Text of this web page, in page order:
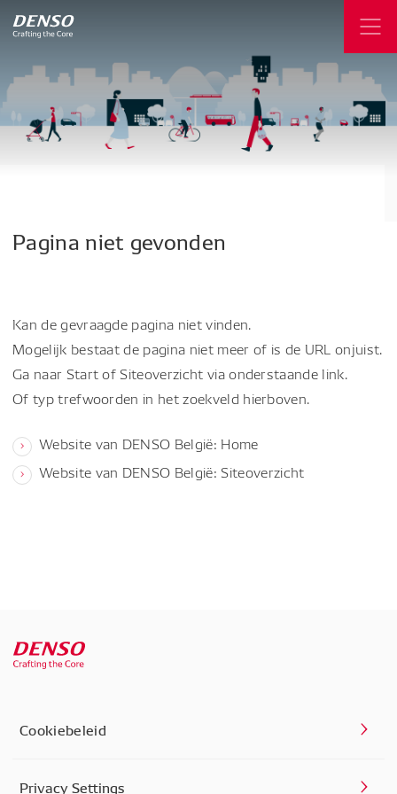
Pagina niet gevonden
Kan de gevraagde pagina niet vinden.
Mogelijk bestaat de pagina niet meer of is de URL onjuist.
Ga naar Start of Siteoverzicht via onderstaande link.
Of typ trefwoorden in het zoekveld hierboven.
Website van DENSO België: Home
Website van DENSO België: Siteoverzicht
Cookiebeleid
Privacy Settings